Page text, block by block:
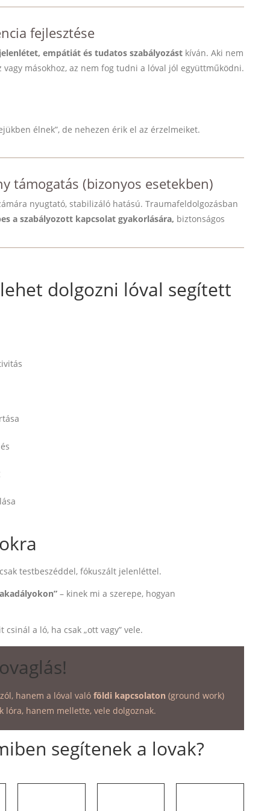
fejlesztése
empátiát és tudatos szabályozástkíván. Aki nem
másokhoz, az nem fog tudni a lóval jól együttműködni.
élnek”, de nehezen érik el az érzelmeiket.
támogatás (bizonyos esetekben)
nyugtató, stabilizáló hatású. Traumafeldolgozásban
a szabályozott kapcsolat gyakorlására, biztonságos
dolgozni lóval segített
testbeszéddel, fókuszált jelenléttel.
– kinek mi a szerepe, hogyan
a ló, ha csak „ott vagy” vele.
hanem a lóval valóföldi kapcsolaton (ground work)
lóra, hanem mellette, vele dolgoznak.
segítenek a lovak?